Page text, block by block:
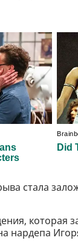
стала
которая
нардепа